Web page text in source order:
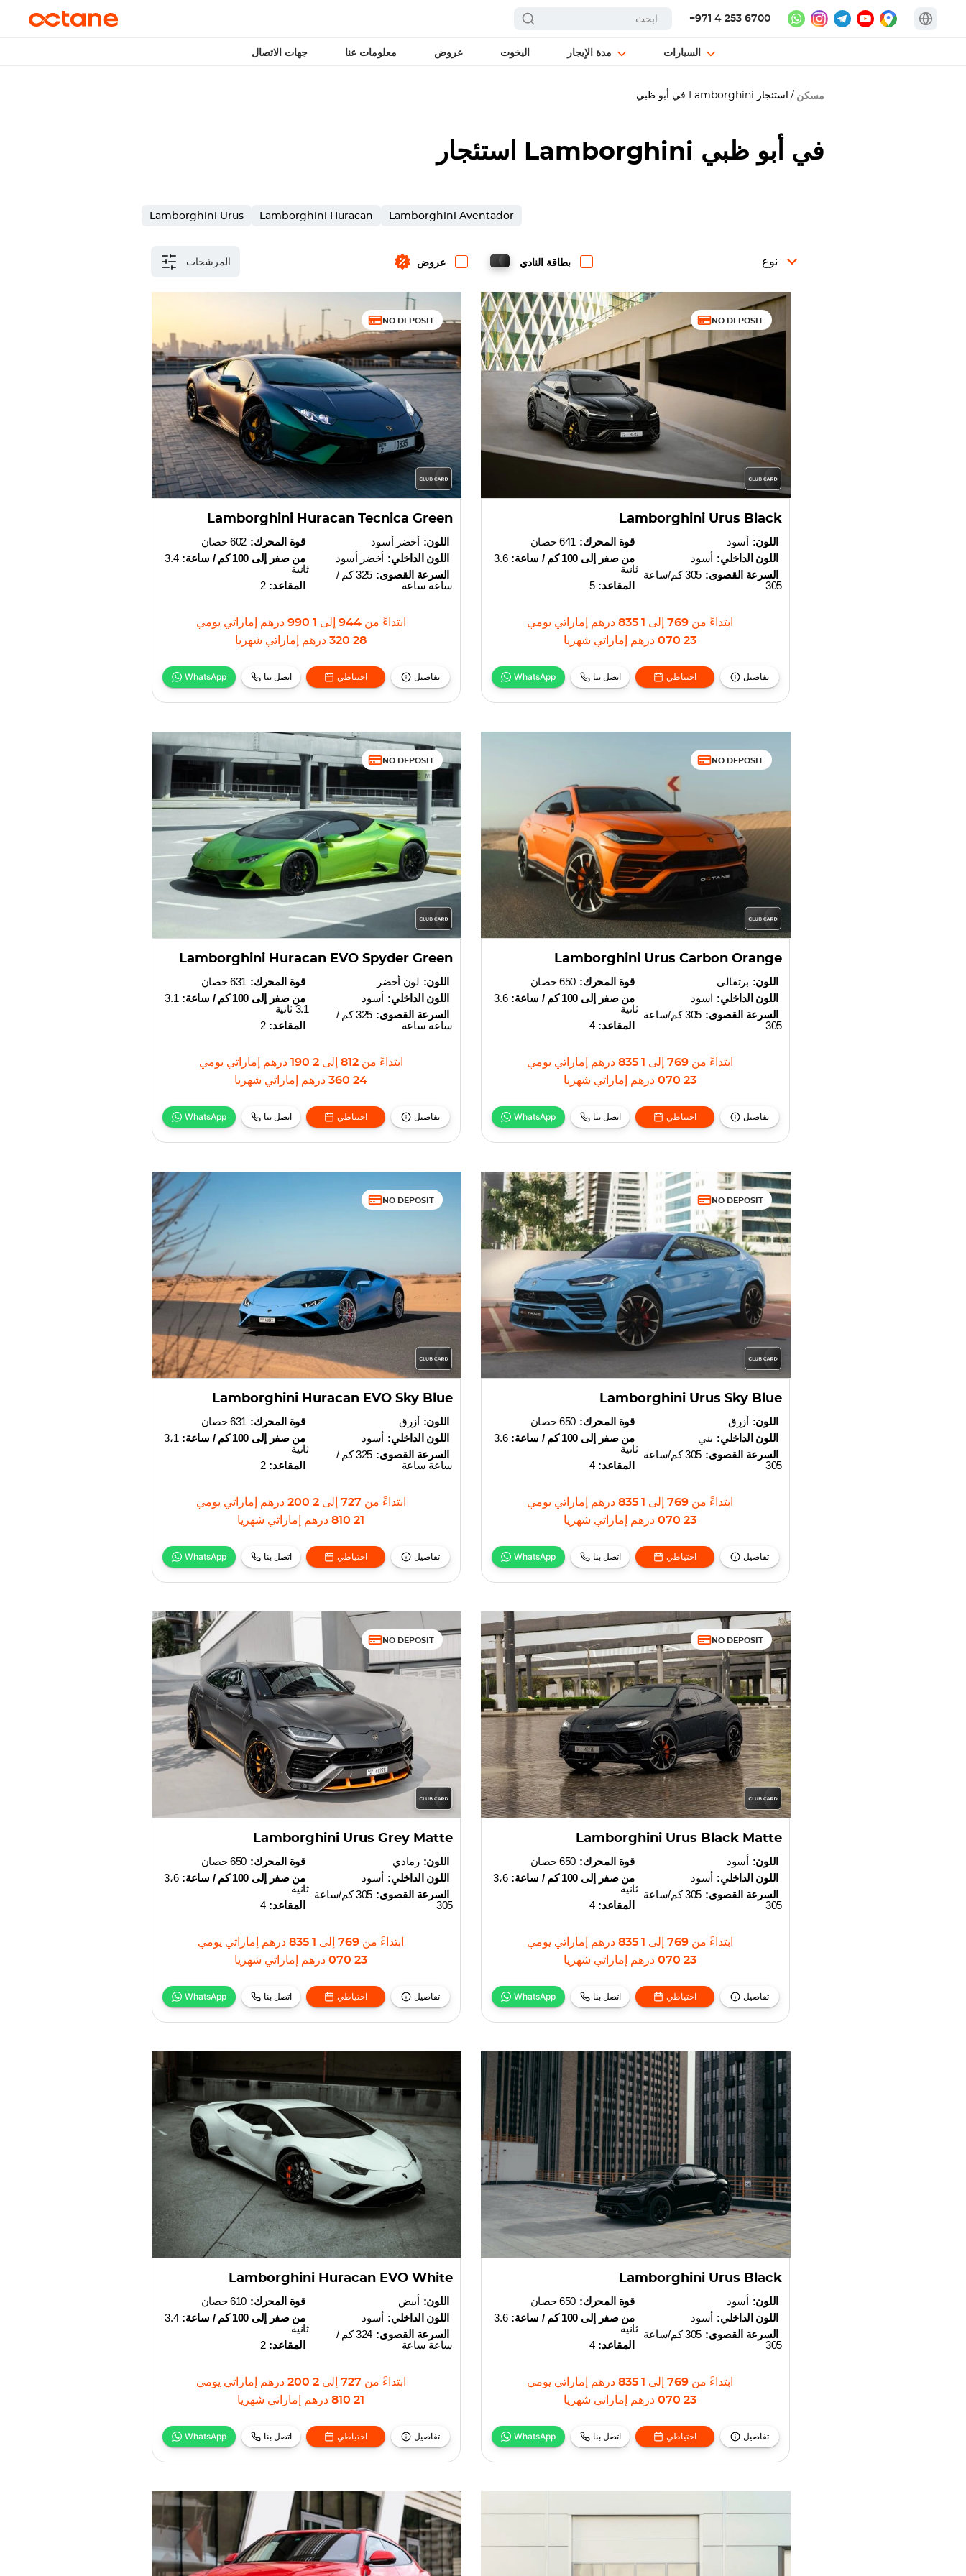
+971 4 253 6700
السيارات مدة الإيجار اليخوت عروض معلومات عنا جهات الاتصال
مسكن استئجار Lamborghini في أبو ظبي
Lamborghini في أبو ظبي
Lamborghini Urus Lamborghini Huracan Lamborghini Aventador
المرشحات عروض بطاقة النادي نوع
NO DEPOSIT
Lamborghini Huracan Tecnica Green
قوة المحرك: 602 حصان
من صفر إلى 100 كم / ساعة:
3.4
ثانية
المقاعد: 2
اللون: أخضر أسود
اللون الداخلي: أخضر أسود
السرعة القصوى:
325 كم /
ساعة ساعة
ابتداءً من 944 إلى 1 990 درهم إماراتي يومي
28 320
درهم إماراتي شهريا
WhatsApp اتصل بنا احتياطي تفاصيل
NO DEPOSIT
Lamborghini Urus Black
قوة المحرك: 641 حصان
من صفر إلى 100 كم / ساعة:
3.6
ثانية
المقاعد: 5
اللون: أسود
اللون الداخلي: أسود
السرعة القصوى:
305 كم/ساعة
305
ابتداءً من 769 إلى 1 835 درهم إماراتي يومي
23 070
درهم إماراتي شهريا
WhatsApp اتصل بنا احتياطي تفاصيل
NO DEPOSIT
Lamborghini Huracan EVO Spyder Green
قوة المحرك: 631 حصان
من صفر إلى 100 كم / ساعة:
3.1
3.1 ثانية
المقاعد: 2
اللون: لون أخضر
اللون الداخلي: أسود
السرعة القصوى:
325 كم /
ساعة ساعة
ابتداءً من 812 إلى 2 190 درهم إماراتي يومي
24 360
درهم إماراتي شهريا
WhatsApp اتصل بنا احتياطي تفاصيل
NO DEPOSIT
Lamborghini Urus Carbon Orange
قوة المحرك: 650 حصان
من صفر إلى 100 كم / ساعة:
3.6
ثانية
المقاعد: 4
اللون: برتقالي
اللون الداخلي: اسود
السرعة القصوى:
305 كم/ساعة
305
ابتداءً من 769 إلى 1 835 درهم إماراتي يومي
23 070
درهم إماراتي شهريا
WhatsApp اتصل بنا احتياطي تفاصيل
NO DEPOSIT
Lamborghini Huracan EVO Sky Blue
قوة المحرك: 631 حصان
من صفر إلى 100 كم / ساعة:
3،1
ثانية
المقاعد: 2
اللون: أزرق
اللون الداخلي: أسود
السرعة القصوى:
325 كم /
ساعة ساعة
ابتداءً من 727 إلى 2 200 درهم إماراتي يومي
21 810
درهم إماراتي شهريا
WhatsApp اتصل بنا احتياطي تفاصيل
NO DEPOSIT
Lamborghini Urus Sky Blue
قوة المحرك: 650 حصان
من صفر إلى 100 كم / ساعة:
3.6
ثانية
المقاعد: 4
اللون: أزرق
اللون الداخلي: بني
السرعة القصوى:
305 كم/ساعة
305
ابتداءً من 769 إلى 1 835 درهم إماراتي يومي
23 070
درهم إماراتي شهريا
WhatsApp اتصل بنا احتياطي تفاصيل
NO DEPOSIT
Lamborghini Urus Grey Matte
قوة المحرك: 650 حصان
من صفر إلى 100 كم / ساعة:
3،6
ثانية
المقاعد: 4
اللون: رمادي
اللون الداخلي: أسود
السرعة القصوى:
305 كم/ساعة
305
ابتداءً من 769 إلى 1 835 درهم إماراتي يومي
23 070
درهم إماراتي شهريا
WhatsApp اتصل بنا احتياطي تفاصيل
NO DEPOSIT
Lamborghini Urus Black Matte
قوة المحرك: 650 حصان
من صفر إلى 100 كم / ساعة:
3،6
ثانية
المقاعد: 4
اللون: أسود
اللون الداخلي: أسود
السرعة القصوى:
305 كم/ساعة
305
ابتداءً من 769 إلى 1 835 درهم إماراتي يومي
23 070
درهم إماراتي شهريا
WhatsApp اتصل بنا احتياطي تفاصيل
Lamborghini Huracan EVO White
قوة المحرك: 610 حصان
من صفر إلى 100 كم / ساعة:
3.4
ثانية
المقاعد: 2
اللون: أبيض
اللون الداخلي: أسود
السرعة القصوى:
324 كم /
ساعة ساعة
ابتداءً من 727 إلى 2 200 درهم إماراتي يومي
21 810
درهم إماراتي شهريا
WhatsApp اتصل بنا احتياطي تفاصيل
Lamborghini Urus Black
قوة المحرك: 650 حصان
من صفر إلى 100 كم / ساعة:
3.6
ثانية
المقاعد: 4
اللون: أسود
اللون الداخلي: أسود
السرعة القصوى:
305 كم/ساعة
305
ابتداءً من 769 إلى 1 835 درهم إماراتي يومي
23 070
درهم إماراتي شهريا
WhatsApp اتصل بنا احتياطي تفاصيل